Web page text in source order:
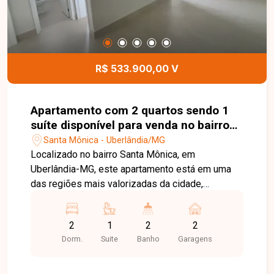
família. Esta é uma excelente oportunidade para
quem busca um apartamento moderno, funcional
e bem localizado no bairro Santa Mônica. Agende
uma visita e venha conhecer todos os detalhes
R$ 533.900,00 V
Apartamento com 2 quartos sendo 1
suíte disponível para venda no bairro
Santa Mônica em Uberlândia-MG
Santa Mônica - Uberlândia/MG
Localizado no bairro Santa Mônica, em
Uberlândia-MG, este apartamento está em uma
das regiões mais valorizadas da cidade,
às principais vias e proximidade com
universidades, supermercados, escolas,
farmácias, restaurantes e uma ampla variedade
2
Dorm.
1
Suite
2
Banho
2
Garagens